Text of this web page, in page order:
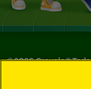
©2026Crayola®